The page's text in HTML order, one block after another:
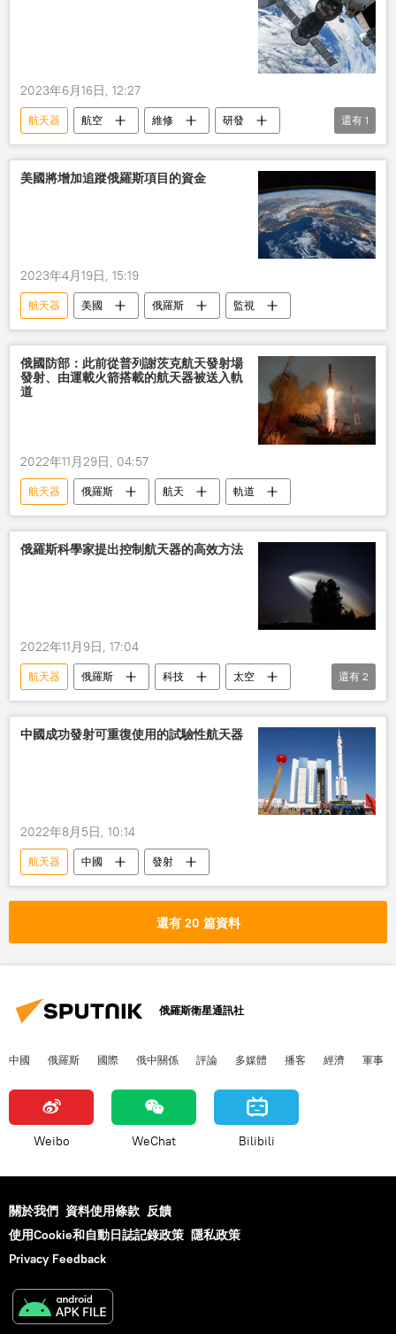
2023年6月16日, 12:27
航天器 航空 維修
研發
俄羅斯
還有 1
美國將增加追蹤俄羅斯項目的資金
2023年4月19日, 15:19
航天器 美國 俄羅斯 監視
俄國防部：此前從普列謝茨克航天發射場
發射、由運載火箭搭載的航天器被送入軌
道
2022年11月29日, 04:57
航天器 俄羅斯 航天 軌道
俄羅斯科學家提出控制航天器的高效方法
2022年11月9日, 17:04
航天器 俄羅斯 科技
太空
飛船
宇宙飛船
還有 2
中國成功發射可重復使用的試驗性航天器
2022年8月5日, 10:14
航天器 中國 發射
還有 20 篇資料
俄羅斯衛星通訊社
中國 俄羅斯 國際 俄中關係 評論 多媒體 播客 經濟 軍事
Weibo WeChat Bilibili
關於我們 資料使用條款 反饋
使用Cookie和自動日誌記錄政策 隱私政策
Privacy Feedback